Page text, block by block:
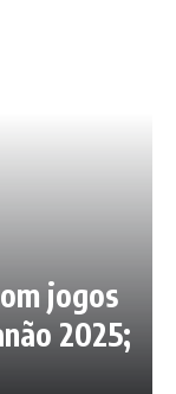
jogos
2025;